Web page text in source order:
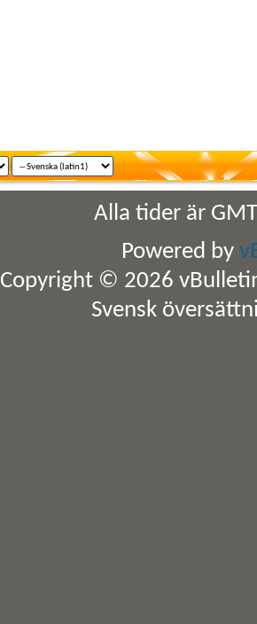
Alla tider är
Powered by
Copyright © 2026
Svensk